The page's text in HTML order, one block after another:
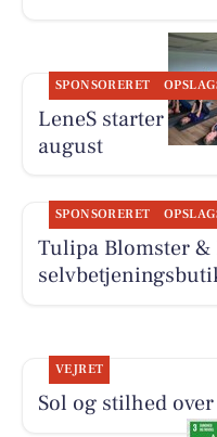
SPONSORERET
LeneS starter
august
SPONSORERET
Tulipa Blomster
VEJRET
Sol og stilhed